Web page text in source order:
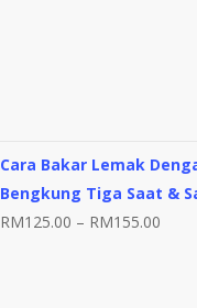
Cara Bakar Lemak
Bengkung Tiga Saat &
RM125.00 – RM155.00